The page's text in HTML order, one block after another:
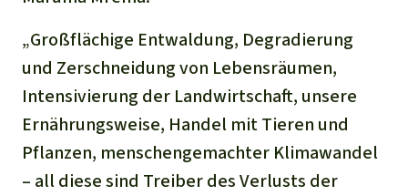
„Großflächige Entwaldung, Degradierung
und Zerschneidung von Lebensräumen,
Intensivierung der Landwirtschaft, unsere
Ernährungsweise, Handel mit Tieren und
Pflanzen, menschengemachter Klimawandel
– all diese sind Treiber des Verlusts der